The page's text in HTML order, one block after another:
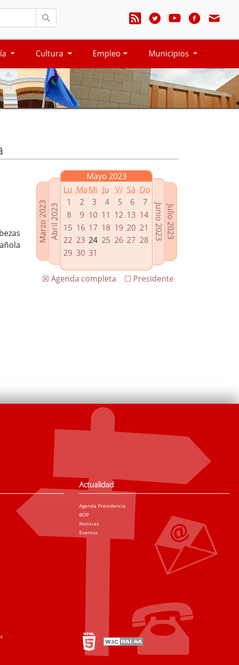
Cultura Empleo Municipios
Marzo 2023Abril 2023
Mayo 2023
Lu MaMi Ju Vi Sá Do
1
2 3 4 5 6
7
8
9 10 11 12 13 14
15 16 17 18 19 20 21
22 23 24 25 26 27 28
29 30 31
Julio 2023
Junio 2023
☐ Presidente
☒ Agenda completa
Actualidad
Agenda Presidencia
BOP
Noticias
Eventos